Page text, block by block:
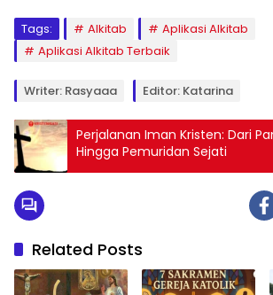
Tags: Alkitab
Aplikasi Alkitab
Aplikasi Alkitab Terbaik
Writer: Rasyaaa Editor: Katarina
Perjalanan Iman Kristen: Dari
Hingga Pemuridan Sejati
Related Posts